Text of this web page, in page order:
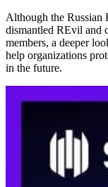
Although the Russian
dismantled REvil and
members, a deeper
help organizations
in the future.